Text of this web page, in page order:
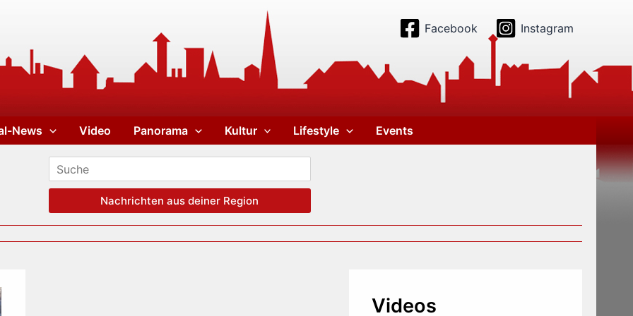
Facebook Instagram
News Video Panorama Kultur Lifestyle Events
Nachrichten aus deiner Region
Videos